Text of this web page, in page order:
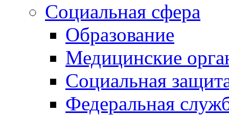
Социальная сфера
Образование
Медицинские
Социальная
Федеральная